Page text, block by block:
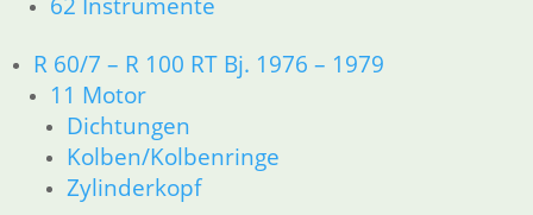
R 60/7 – R 100 RT Bj. 1976 – 1979
11 Motor
Dichtungen
Kolben/Kolbenringe
Zylinderkopf
Warenkorb
Links
Newsletter Anmeldung
Newsletter Abmeldung
Information